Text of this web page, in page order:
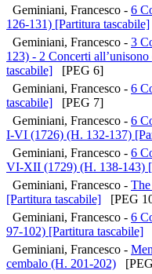
Geminiani, Francesco - 6
126-131) [Partitura tascabile]
Geminiani, Francesco - 3
123) - 2 Concerti
tascabile] [PEG 6]
Geminiani, Francesco - 6
tascabile] [PEG 7]
Geminiani, Francesco - 6
I-VI (1726) (H. 132-137)
Geminiani, Francesco - 6
VI-XII (1729) (H. 138-143)
Geminiani, Francesco -
[Partitura tascabile] [PEG
Geminiani, Francesco - 6
97-102) [Partitura tascabile]
Geminiani, Francesco -
cembalo (H. 201-202)